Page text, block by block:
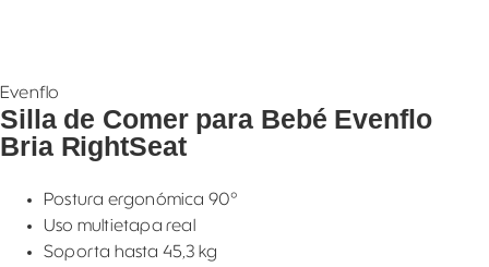
Evenflo
Silla de Comer para Bebé Evenflo
Bria RightSeat
Postura ergonómica 90°
Uso multietapa real
Soporta hasta 45,3 kg